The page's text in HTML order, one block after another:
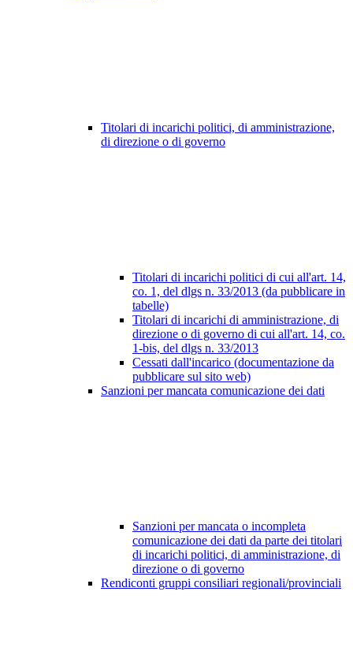
Titolari di incarichi politici, di amministrazione,
di direzione o di governo
Titolari di incarichi politici di cui all'art. 14,
co. 1, del dlgs n. 33/2013 (da pubblicare in
tabelle)
Titolari di incarichi di amministrazione, di
direzione o di governo di cui all'art. 14, co.
1-bis, del dlgs n. 33/2013
Cessati dall'incarico (documentazione da
pubblicare sul sito web)
Sanzioni per mancata comunicazione dei dati
Sanzioni per mancata o incompleta
comunicazione dei dati da parte dei titolari
di incarichi politici, di amministrazione, di
direzione o di governo
Rendiconti gruppi consiliari regionali/provinciali